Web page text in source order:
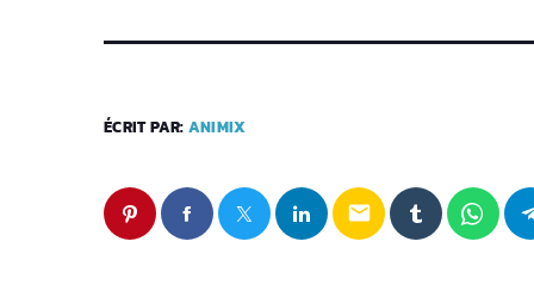
ÉCRIT PAR: ANIMIX
email